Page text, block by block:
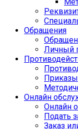
Обращения
Личный
Приказы
Онлайн
Онлайн
Подать
Заказ